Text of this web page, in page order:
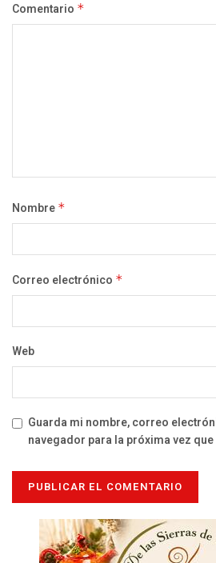
Comentario *
Nombre *
Correo electrónico *
Web
Guarda mi nombre, correo
navegador para la próxima vez